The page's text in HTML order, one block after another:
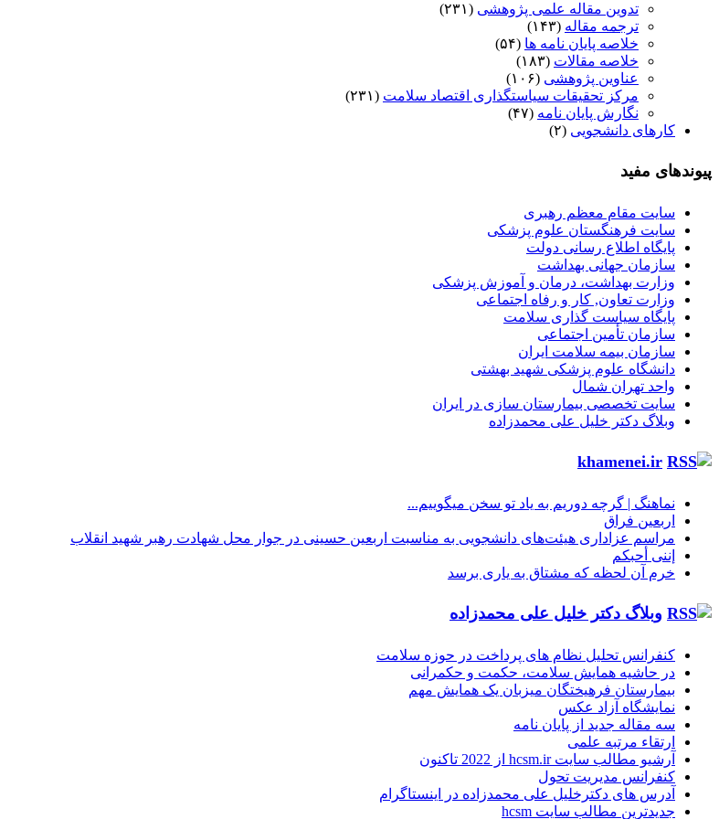
تدوین مقاله علمی پژوهشی (۲۳۱)
ترجمه مقاله (۱۴۳)
خلاصه پایان نامه ها (۵۴)
خلاصه مقالات (۱۸۳)
عناوین پژوهشی (۱۰۶)
مرکز تحقیقات سیاستگذاری اقتصاد سلامت (۲۳۱)
نگارش پایان نامه (۴۷)
کارهای دانشجویی (۲)
پیوندهای مفید
سایت مقام معظم رهبری
سایت فرهنگستان علوم پزشکی
پایگاه اطلاع رسانی دولت
سازمان جهانی بهداشت
وزارت بهداشت، درمان و آموزش پزشکی
وزارت تعاون, کار و رفاه اجتماعی
پایگاه سیاست گذاری سلامت
سازمان تأمین اجتماعی
سازمان بیمه سلامت ایران
دانشگاه علوم پزشکی شهید بهشتی
واحد تهران شمال
سایت تخصصی بیمارستان سازی در ایران
وبلاگ دکتر خلیل علی محمدزاده
khamenei.ir
نماهنگ |‌ گرچه دوریم به یاد تو سخن میگوییم...
اربعین فراق
مراسم عزاداری هیئت‌های دانشجویی به مناسبت اربعین حسینی در جوار محل شهادت رهبر شهید انقلاب
إننی أحبکم
خرم آن لحظه که مشتاق به یاری برسد
وبلاگ دکتر خلیل علی محمدزاده
کنفرانس تحلیل نظام های پرداخت در حوزه سلامت
در حاشیه همایش سلامت، حکمت و حکمرانی
بیمارستان فرهیختگان میزبان یک همایش مهم
نمایشگاه آزاد عکس
سه مقاله جدید از پایان نامه
ارتقاء مرتبه علمی
آرشیو مطالب سایت hcsm.ir از 2022 تاکنون
کنفرانس مدیریت تحول
آدرس های دکترخلیل علی محمدزاده در اینستاگرام
جدیدترین مطالب سایت hcsm